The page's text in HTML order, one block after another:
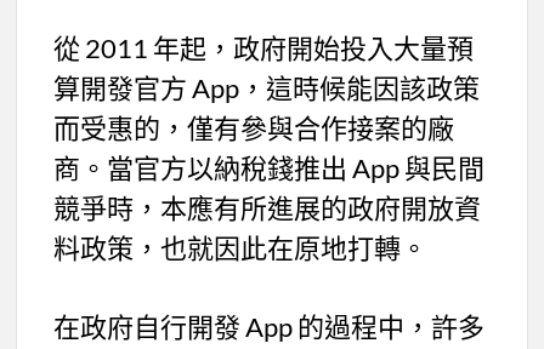
從 2011 年起，政府開始投入大量預
算開發官方 App，這時候能因該政策
而受惠的，僅有參與合作接案的廠
商。當官方以納稅錢推出 App 與民間
競爭時，本應有所進展的政府開放資
料政策，也就因此在原地打轉。
在政府自行開發 App 的過程中，許多